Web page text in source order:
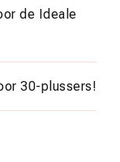
de Ideale
30-plussers!